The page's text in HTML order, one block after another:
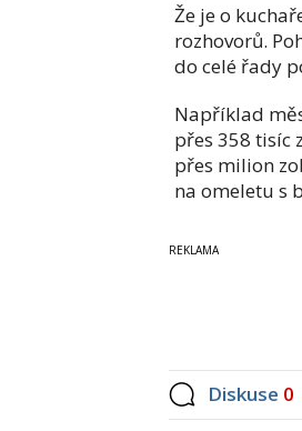
Že je o
rozhovorů.
do celé řady
Například
přes 358 tisíc
přes milion
na omeletu s
Diskuse 0